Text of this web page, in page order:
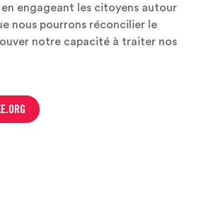
engageant les citoyens autour
nous pourrons réconcilier le
notre capacité à traiter nos